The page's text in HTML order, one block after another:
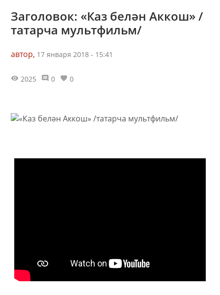
Заголовок: «Каз белән Аккош» /
татарча мультфильм/
автор, 17 января 2018 - 15:41
2025 0 0